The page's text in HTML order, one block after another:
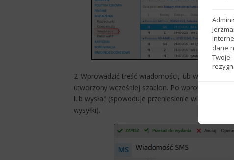
2. Wprowadzić treść wiadomości, lub wybrać z
utworzony wcześniej szablon. Po wprowadzeniu
lub wysłać (spowoduje przeniesienie wiadomości
wysyłki).​
dane